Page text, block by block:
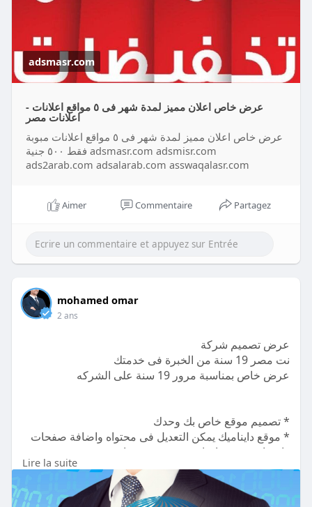
adsmasr.com
عرض خاص اعلان مميز لمدة شهر فى ٥ مواقع اعلانات -
اعلانات مصر
عرض خاص اعلان مميز لمدة شهر فى ٥ مواقع اعلانات مبوبة
فقط ٥٠٠ جنية adsmasr.com adsmisr.com
ads2arab.com adsalarab.com asswaqalasr.com
Aimer Commentaire Partagez
mohamed omar
2 ans
عرض تصميم شركة
نت مصر 19 سنة من الخبرة فى خدمتك
عرض خاص بمناسبة مرور 19 سنة على الشركه
* تصميم موقع خاص بك وحدك
* موقع دايناميك يمكن التعديل فى محتواه واضافة صفحات
واقسام جديدة واضافة صور و فيديوهات
* مزود بلوحة تحكم حديثة وبسيطة لأدارة الموقع بسهولة
باللغة العربية او الانجليزية
* تصميم الموقع لغة وحدة مدة التنفيذ 10 ايام التكلفة 5000
Lire la suite